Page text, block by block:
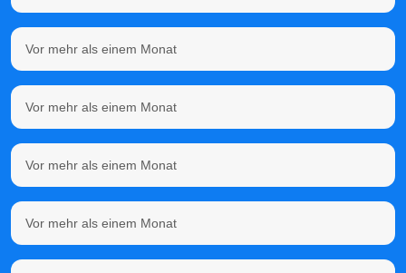
Vor mehr als einem Monat
Vor mehr als einem Monat
Vor mehr als einem Monat
Vor mehr als einem Monat